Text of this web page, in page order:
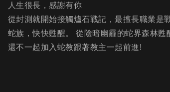
人生很長，感謝有你
從封測就開始接觸爐石戰記，最擅長職業是
蛇族，快快甦醒。 從陰暗幽霾的蛇界森林
還不一起加入蛇教跟著教主一起前進!